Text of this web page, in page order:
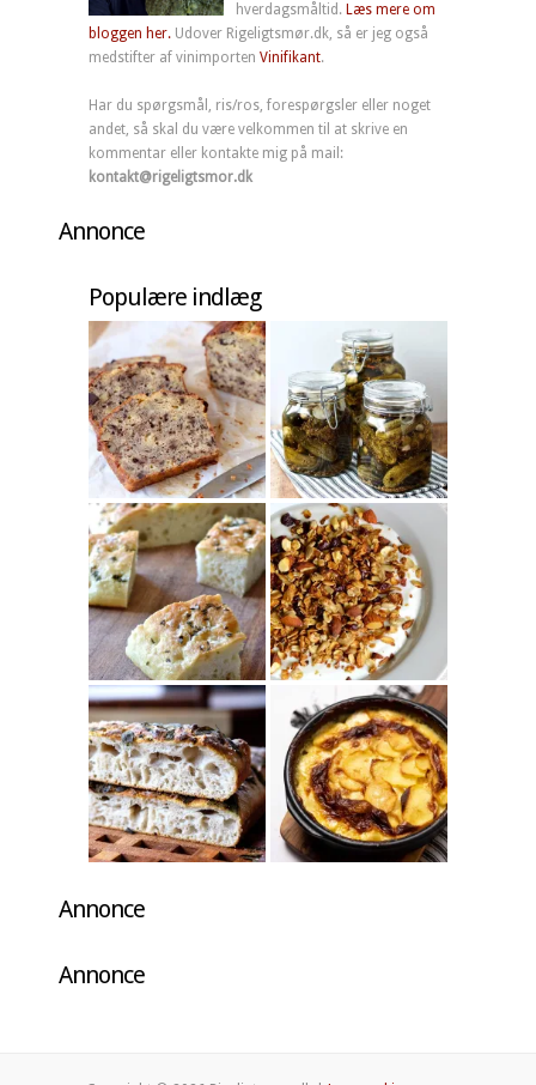
hverdagsmåltid. Læs mere om
bloggen her. Udover Rigeligtsmør.dk, så er jeg også
medstifter af vinimporten Vinifikant.
Har du spørgsmål, ris/ros, forespørgsler eller noget
andet, så skal du være velkommen til at skrive en
kommentar eller kontakte mig på mail:
kontakt@rigeligtsmor.dk
Annonce
Populære indlæg
Annonce
Annonce